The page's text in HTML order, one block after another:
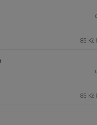
85 Kč
85 Kč